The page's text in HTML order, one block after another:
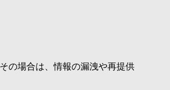
の場合は、情報の漏洩や再提供